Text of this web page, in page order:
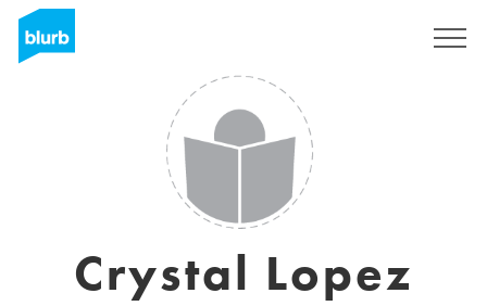
Crystal Lopez